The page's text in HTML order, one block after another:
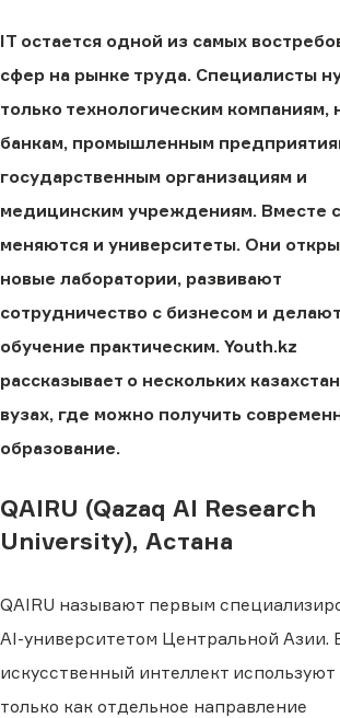
IT остается одной из самых
сфер на рынке труда. Специалисты
только технологическим компаниям,
банкам, промышленным
государственным организациям и
медицинским учреждениям. Вместе
меняются и университеты. Они
новые лаборатории, развивают
сотрудничество с бизнесом и делают
обучение практическим. Youth.kz
рассказывает о нескольких
вузах, где можно получить
образование.
QAIRU (Qazaq AI Research
University), Астана
QAIRU называют первым
AI-университетом Центральной Азии.
искусственный интеллект используют
только как отдельное направление